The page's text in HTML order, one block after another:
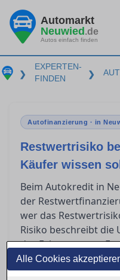
Alle Cookies
Automarkt
Neuwied.de
Autos einfach finden
❯
EXPERTEN-
FINDEN
❯
Autofinanzierung · in
Restwertrisiko
Käufer wissen
Beim Autokredit in
der
wer das
Risiko beschreibt die
des Fahrzeugs am
finanzielle